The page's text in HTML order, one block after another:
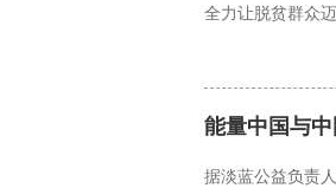
全力让脱贫群众迈
能量中国与
据淡蓝公益负责